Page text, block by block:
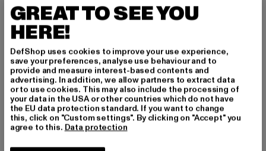
MJ GONZALES
Wave V.1 x Heavy Oversized Hoody
377,40 DKK
Nuværende pris: 377,40 DKK
629,00 DKKKampagnepris: 629,00 DKK
MJ GONZALES
462,00 DKK
Nuværende pris: 462,00 DKK
550,00 DKK
GREAT TO SEE YOU
HERE!
DefShop uses cookies to improve your use experience,
save your preferences, analyse use behaviour and to
provide and measure interest-based contents and
advertising. In addition, we allow partners to extract data
or to use cookies. This may also include the processing of
your data in the USA or other countries which do not have
the EU data protection standard. If you want to change
this, click on "Custom settings". By clicking on "Accept" you
agree to this. Data protection